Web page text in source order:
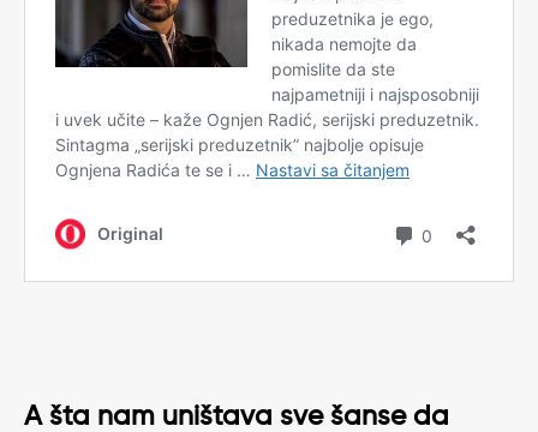
A šta nam uništava sve šanse da